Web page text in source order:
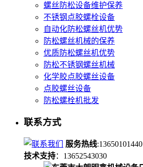
螺丝防松设备维护保养
不锈钢点胶螺栓设备
自动化防松螺丝机优势
防松螺丝机械的保养
优质防松螺丝机优势
防松不锈钢螺丝机械
化学胶点胶螺丝设备
点胶螺丝设备
防松螺栓机批发
联系方式
服务热线:13650101440
技术支持：13652543030